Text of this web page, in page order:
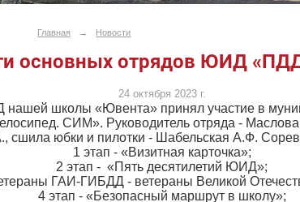
Главная → Новости
основных отрядов ЮИД
24 октября 2023 г.
школы «Ювента» принял участие в
СИМ». Руководитель отряда - Маслова
сшила юбки и пилотки - Шабельская А.Ф.
1 этап - «Визитная карточка»;
2 этап - «Пять десятилетий ЮИД»;
ГАИ-ГИБДД - ветераны Великой
4 этап - «Безопасный маршрут в школу»;